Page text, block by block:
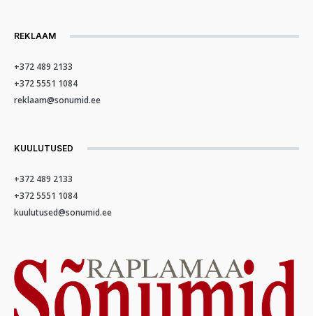
REKLAAM
+372 489 2133
+372 5551 1084
reklaam@sonumid.ee
KUULUTUSED
+372 489 2133
+372 5551 1084
kuulutused@sonumid.ee